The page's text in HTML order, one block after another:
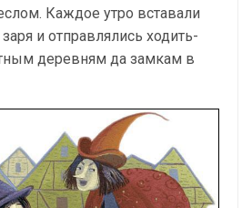
Каждое утро вставали
и отправлялись ходить-
деревням да замкам в